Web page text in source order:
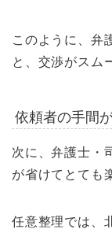
このように、弁
と、交渉がスム
依頼者の手間
次に、弁護士・
が省けてとても
任意整理では、